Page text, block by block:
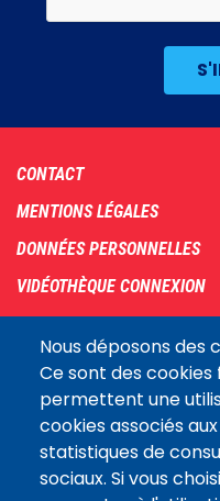
Nous déposons des
Ce sont des
permettent une
cookies associés
statistiques de
sociaux. Si vous
Footer
menu
CONTACT
MENTIONS LÉGALES
DONNÉES PERSONNELLES
VIDÉOTHÈQUE CONNEXION
COOKIES
Assemblée
nationaleLE SITE DE